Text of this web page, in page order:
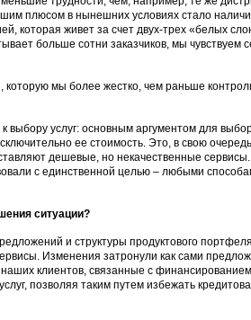
плюсом в нынешних условиях стало
которая живет за счет двух-трех «белых
больше сотни заказчиков, мы чувствуем
мы более жестко, чем раньше
услуг: основным аргументом для
ее стоимость. Это, в свою
дешевые, но некачественные
с единственной целью – любыми
ситуации?
и структуры продуктового
Изменения затронули как сами
клиентов, связанные с
позволяя таким путем избежать